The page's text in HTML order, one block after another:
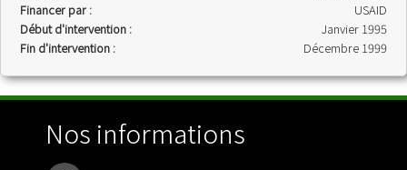
Financer par :
USAID
Début d'intervention :
Janvier 1995
Fin d'intervention :
Décembre 1999
Nos informations